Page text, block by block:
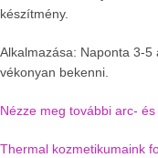
készítmény.
Alkalmazása: Naponta 3-
vékonyan bekenni.
Nézze meg további arc-
Thermal kozmetikumaink